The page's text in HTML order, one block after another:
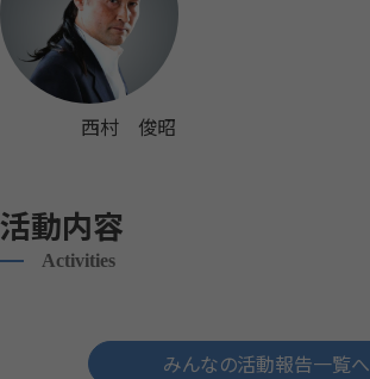
西村 俊昭
活動内容
Activities
みんなの活動報告一覧へ